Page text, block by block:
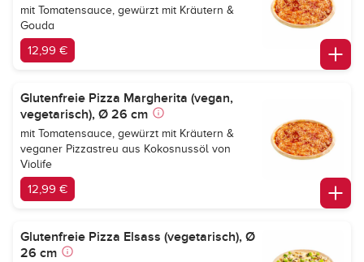
mit Tomatensauce, gewürzt mit Kräutern &
Gouda
12,99 €
Glutenfreie Pizza Margherita (vegan,
vegetarisch), Ø 26 cm
mit Tomatensauce, gewürzt mit Kräutern &
veganer Pizzastreu aus Kokosnussöl von
Violife
12,99 €
Glutenfreie Pizza Elsass (vegetarisch), Ø
26 cm